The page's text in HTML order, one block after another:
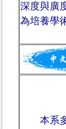
深度與廣
為培養學
本系多